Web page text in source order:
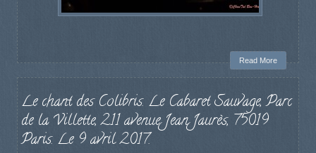
Read More
Le chant des Colibris. Le Cabaret Sauvage, Parc
de la Villette, 211 avenue Jean Jaurès, 75019
Paris. Le 9 avril 2017.